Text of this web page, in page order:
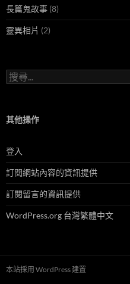
長篇鬼故事 (8)
靈異相片 (2)
搜
尋
字:
其他操作
登入
訂閱網站內容的資訊提供
訂閱留言的資訊提供
WordPress.org 台灣繁體中文
本站採用 WordPress 建置